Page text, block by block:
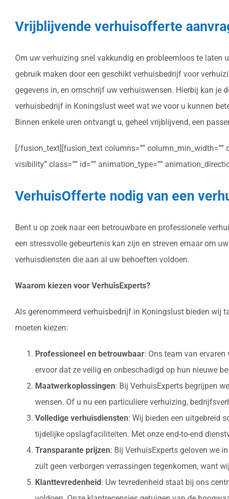
Vrijblijvende verhuisofferte
Om uw verhuizing snel vakkundig en probleemloos te laten
gebruik maken door een geschikt verhuisbedrijf voor
gegevens in, en omschrijf uw verhuiswensen. Hierbij kan je
verhuisbedrijf in Koningslust weet wat we voor u kunnen
Binnen enkele uren ontvangt u, geheel vrijblijvend, een
[/fusion_text][fusion_text columns=”” column_min_width=””
visibility” class=”” id=”” animation_type=””
VerhuisOfferte nodig van een
Bent u op zoek naar een betrouwbare en professionele
een stressvolle gebeurtenis kan zijn en streven ernaar om
verhuisdiensten die aan al uw behoeften voldoen.
Waarom kiezen voor VerhuisExperts?
Als gerenommeerd verhuisbedrijf in Koningslust bieden wij
moeten kiezen:
Professioneel en betrouwbaar: Ons team van
ervoor dat ze veilig en onbeschadigd op hun nieuwe
Maatwerkoplossingen: Bij VerhuisExperts begrijpen
wensen. Of u nu een particuliere verhuizing,
Volledige verhuisdiensten: Wij bieden een uitgebreid
tijdelijke opslagfaciliteiten. Met onze end-to-end
Transparante prijzen: Bij VerhuisExperts geloven we
zult geen verborgen verrassingen tegenkomen, want
Klanttevredenheid: Uw tevredenheid staat bij ons